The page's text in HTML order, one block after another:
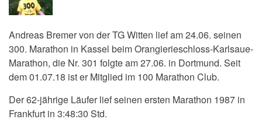
Andreas Bremer von der TG Witten lief am 24.06. seinen
300. Marathon in Kassel beim Orangierieschloss-Karlsaue-
Marathon, die Nr. 301 folgte am 27.06. in Dortmund. Seit
dem 01.07.18 ist er Mitglied im 100 Marathon Club.
Der 62-jährige Läufer lief seinen ersten Marathon 1987 in
Frankfurt in 3:48:30 Std.